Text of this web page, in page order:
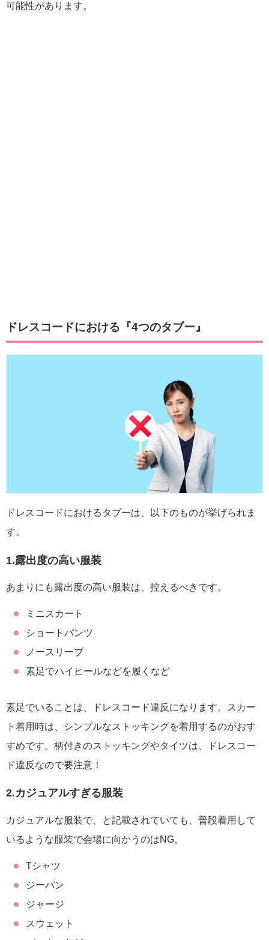
可能性があります。
ドレスコードにおける『4つのタブー』
ドレスコードにおけるタブーは、以下のものが挙げられま
す。
1.露出度の高い服装
あまりにも露出度の高い服装は、控えるべきです。
ミニスカート
ショートパンツ
ノースリーブ
素足でハイヒールなどを履くなど
素足でいることは、ドレスコード違反になります。スカー
ト着用時は、シンプルなストッキングを着用するのがおす
すめです。柄付きのストッキングやタイツは、ドレスコー
ド違反なので要注意！
2.カジュアルすぎる服装
カジュアルな服装で、と記載されていても、普段着用して
いるような服装で会場に向かうのはNG。
Tシャツ
ジーパン
ジャージ
スウェット